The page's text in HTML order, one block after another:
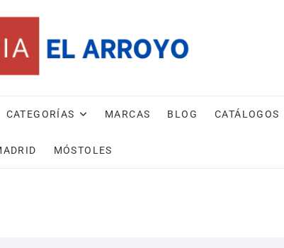
CATEGORÍAS MARCAS BLOG CATÁLOGOS
MÓSTOLES